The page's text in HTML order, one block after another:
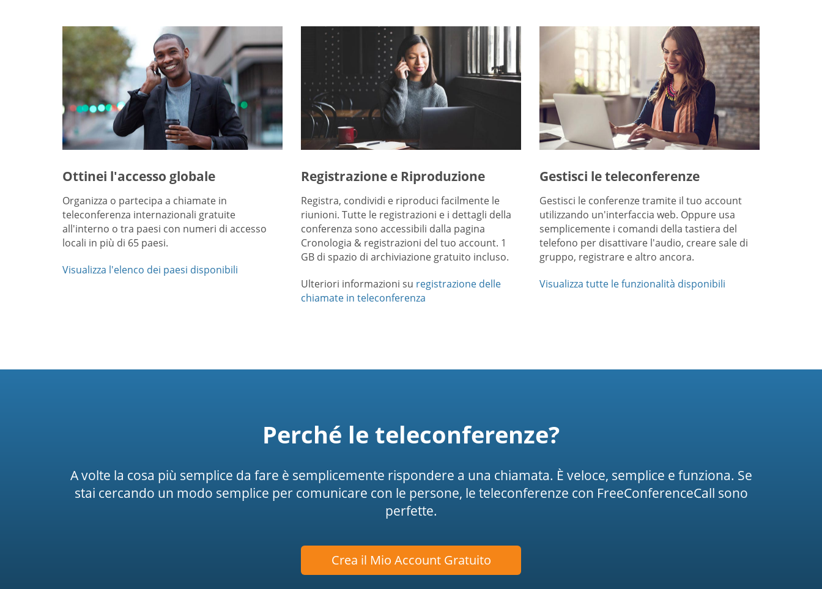
Ottinei l'accesso globale
Organizza o partecipa a chiamate in
teleconferenza internazionali gratuite
all'interno o tra paesi con numeri di accesso
locali in più di 65 paesi.
Visualizza l'elenco dei paesi disponibili
Registrazione e Riproduzione
Registra, condividi e riproduci facilmente le
riunioni. Tutte le registrazioni e i dettagli della
conferenza sono accessibili dalla pagina
Cronologia & registrazioni del tuo account. 1
GB di spazio di archiviazione gratuito incluso.
Ulteriori informazioni su registrazione delle
chiamate in teleconferenza
Gestisci le teleconferenze
Gestisci le conferenze tramite il tuo account
utilizzando un'interfaccia web. Oppure usa
semplicemente i comandi della tastiera del
telefono per disattivare l'audio, creare sale di
gruppo, registrare e altro ancora.
Visualizza tutte le funzionalità disponibili
Perché le teleconferenze?
A volte la cosa più semplice da fare è semplicemente rispondere a una chiamata. È veloce, semplice e funziona. Se
stai cercando un modo semplice per comunicare con le persone, le teleconferenze con FreeConferenceCall sono
perfette.
Crea il Mio Account Gratuito